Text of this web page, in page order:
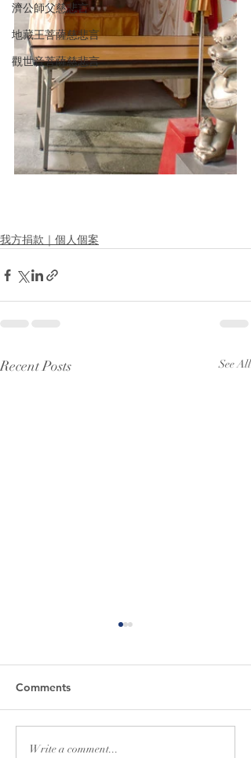
濟公師父慈悲言
地藏王菩薩慈悲言
觀世音菩薩慈悲言
我方捐款｜個人個案
Recent Posts See All
｜公告｜捐棺｜台東縣貧
Comments
Write a comment...